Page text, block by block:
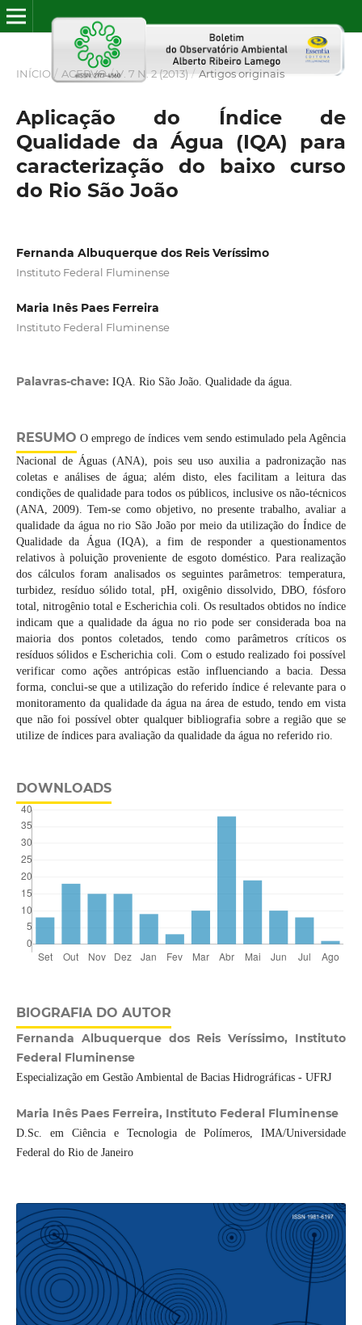
INÍCIO / ACERVO / V. 7 N. 2 (2013) / Artigos originais
Aplicação do Índice de
Qualidade da Água (IQA) para
caracterização do baixo curso
do Rio São João
Fernanda Albuquerque dos Reis Veríssimo
Instituto Federal Fluminense
Maria Inês Paes Ferreira
Instituto Federal Fluminense
Palavras-chave: IQA. Rio São João. Qualidade da água.
RESUMO O emprego de índices vem sendo estimulado pela Agência
Nacional de Águas (ANA), pois seu uso auxilia a padronização nas
coletas e análises de água; além disto, eles facilitam a leitura das
condições de qualidade para todos os públicos, inclusive os não-técnicos
(ANA, 2009). Tem-se como objetivo, no presente trabalho, avaliar a
qualidade da água no rio São João por meio da utilização do Índice de
Qualidade da Água (IQA), a fim de responder a questionamentos
relativos à poluição proveniente de esgoto doméstico. Para realização
dos cálculos foram analisados os seguintes parâmetros: temperatura,
turbidez, resíduo sólido total, pH, oxigênio dissolvido, DBO, fósforo
total, nitrogênio total e Escherichia coli. Os resultados obtidos no índice
indicam que a qualidade da água no rio pode ser considerada boa na
maioria dos pontos coletados, tendo como parâmetros críticos os
resíduos sólidos e Escherichia coli. Com o estudo realizado foi possível
verificar como ações antrópicas estão influenciando a bacia. Dessa
forma, conclui-se que a utilização do referido índice é relevante para o
monitoramento da qualidade da água na área de estudo, tendo em vista
que não foi possível obter qualquer bibliografia sobre a região que se
utilize de índices para avaliação da qualidade da água no referido rio.
DOWNLOADS
BIOGRAFIA DO AUTOR
Fernanda Albuquerque dos Reis Veríssimo, Instituto
Federal Fluminense
Especialização em Gestão Ambiental de Bacias Hidrográficas - UFRJ
Maria Inês Paes Ferreira, Instituto Federal Fluminense
D.Sc. em Ciência e Tecnologia de Polímeros, IMA/Universidade
Federal do Rio de Janeiro